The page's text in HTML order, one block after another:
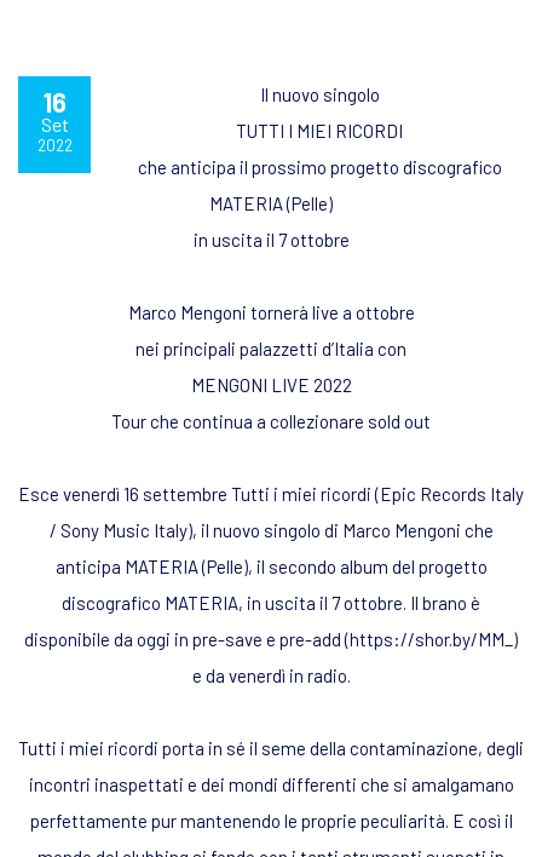
16
Set
2022
Il nuovo singolo
TUTTI I MIEI RICORDI
che anticipa il prossimo progetto discografico
MATERIA (Pelle)
in uscita il 7 ottobre
Marco Mengoni tornerà live a ottobre
nei principali palazzetti d’Italia con
MENGONI LIVE 2022
Tour che continua a collezionare sold out
Esce venerdì 16 settembre Tutti i miei ricordi (Epic Records Italy
/ Sony Music Italy), il nuovo singolo di Marco Mengoni che
anticipa MATERIA (Pelle), il secondo album del progetto
discografico MATERIA, in uscita il 7 ottobre. Il brano è
disponibile da oggi in pre-save e pre-add (https://shor.by/MM_)
e da venerdì in radio.
Tutti i miei ricordi porta in sé il seme della contaminazione, degli
incontri inaspettati e dei mondi differenti che si amalgamano
perfettamente pur mantenendo le proprie peculiarità. E così il